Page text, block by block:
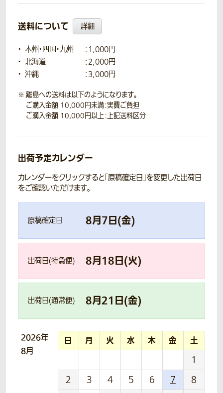
送料について 詳細
本州・四国・九州
：1,000円
北海道
：2,000円
沖縄
：3,000円
離島への送料は以下のようになります。
ご購入金額 10,000円未満：実費ご負担
ご購入金額 10,000円以上：上記送料区分
出荷予定カレンダー
カレンダーをクリックすると「原稿確定日」を変更した出荷日
をご確認いただけます。
原稿確定日 8月7日(金)
出荷日(特急便) 8月18日(火)
出荷日(通常便) 8月21 日(金)
2026年
8月
日 月 火 水 木 金 土
1
2
3 4 5 6 7
8